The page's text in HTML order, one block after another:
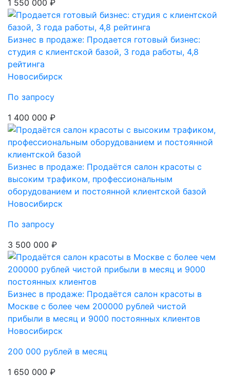
1 550 000 ₽
Бизнес в продаже: Продается готовый бизнес:
студия с клиентской базой, 3 года работы, 4,8
рейтинга
Новосибирск
По запросу
1 400 000 ₽
Бизнес в продаже: Продаётся салон красоты с
высоким трафиком, профессиональным
оборудованием и постоянной клиентской базой
Новосибирск
По запросу
3 500 000 ₽
Бизнес в продаже: Продаётся салон красоты в
Москве с более чем 200000 рублей чистой
прибыли в месяц и 9000 постоянных клиентов
Новосибирск
200 000 рублей в месяц
1 650 000 ₽